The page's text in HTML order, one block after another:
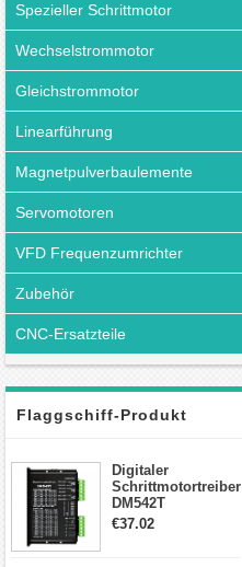
Spezieller Schrittmotor
Wechselstrommotor
Gleichstrommotor
Linearführung
Magnetpulverbaulemente
Servomotoren
VFD Frequenzumrichter
Zubehör
CNC-Ersatzteile
Flaggschiff-Produkt
Digitaler
Schrittmotortreiber
DM542T
Schrittmotor
€37.02